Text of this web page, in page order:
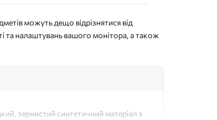
можуть дещо відрізнятися від
та налаштувань вашого монітора, а також
зернистий синтетичний матеріал з